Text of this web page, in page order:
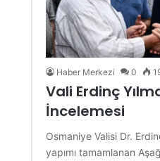
Haber Merkezi 0
Vali Erdinç
İncelemesi
Osmaniye Valisi Dr.
yapımı tamamlanan